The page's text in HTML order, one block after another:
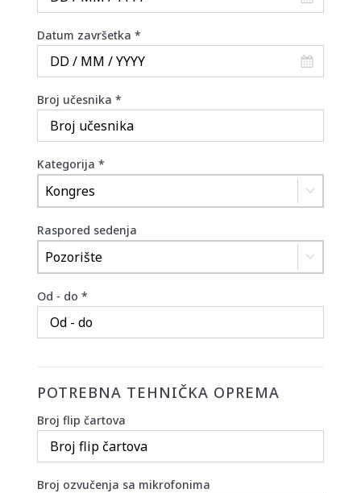
Datum završetka *
Broj učesnika *
Kategorija *
Kongres
Raspored sedenja
Pozorište
Od - do *
POTREBNA TEHNIČKA OPREMA
Broj flip čartova
Broj ozvučenja sa mikrofonima